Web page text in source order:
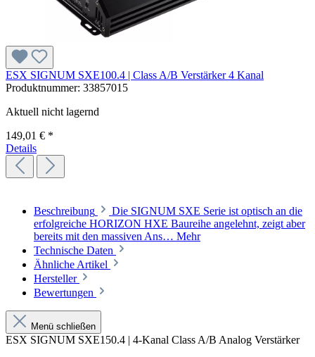
ESX SIGNUM SXE100.4 | Class A/B Verstärker 4 Kanal
Produktnummer: 33857015
Aktuell nicht lagernd
149,01 € *
Details
Beschreibung
Die SIGNUM SXE Serie ist optisch an die
erfolgreiche HORIZON HXE Baureihe angelehnt, zeigt aber
bereits mit den massiven Ans… Mehr
Technische Daten
Ähnliche Artikel
Hersteller
Bewertungen
Menü schließen
ESX SIGNUM SXE150.4 | 4-Kanal Class A/B Analog Verstärker